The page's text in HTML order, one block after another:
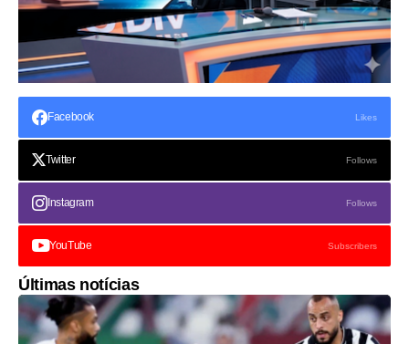
Facebook Likes
Twitter Follows
Instagram Follows
YouTube Subscribers
Últimas notícias